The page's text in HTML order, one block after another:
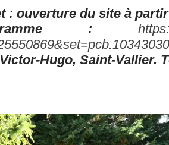
: ouverture du site à
:
Hugo, Saint-Vallier.